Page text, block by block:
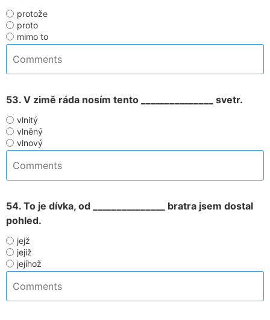
protože
proto
mimo to
53. V zimě ráda nosím tento _______________ svetr.
vlnitý
vlněný
vlnový
54. To je dívka, od _______________ bratra jsem dostal
pohled.
jejž
jejiž
jejíhož